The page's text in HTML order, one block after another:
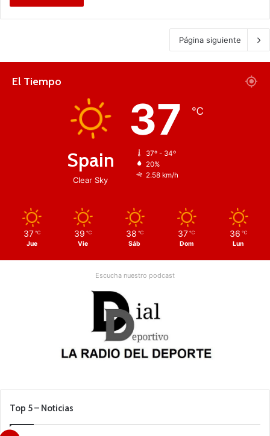
Página siguiente
El Tiempo
Spain
Clear Sky
37 ℃
37º - 34º
20%
2.58 km/h
37 ℃
Jue
39 ℃
Vie
38 ℃
Sáb
37 ℃
Dom
36 ℃
Lun
Escucha nuestro podcast
Top 5 – Noticias